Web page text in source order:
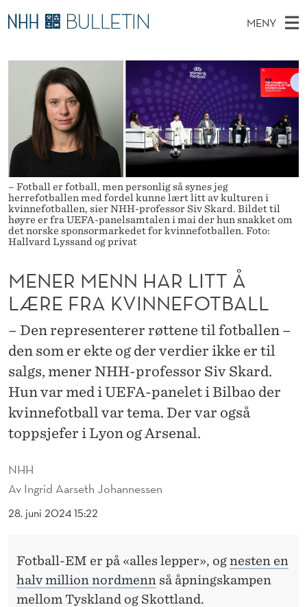
M
E
N
E
N
N
H
R
L
T
T
Å
L
Æ
R
E
MENY
O
M
E
N
Y
Ø
D
E
T
Stipendiater og nye forskerprofiler
Disputaser
Ekspertutvalg
Om Bulletin
– Fotball er fotball, men personlig så synes jeg
herrefotballen med fordel kunne lært litt av kulturen i
kvinnefotballen, sier NHH-professor Siv Skard. Bildet til
høyre er fra UEFA-panelsamtalen i mai der hun snakket om
det norske sponsormarkedet for kvinnefotballen. Foto:
Hallvard Lyssand og privat
NHH
Av Ingrid Aarseth Johannessen
28. juni 2024 15:22
MENER MENN HAR LITT Å
LÆRE FRA KVINNEFOTBALL
– Den representerer røttene til fotballen –
den som er ekte og der verdier ikke er til
salgs, mener NHH-professor Siv Skard.
Hun var med i UEFA-panelet i Bilbao der
kvinnefotball var tema. Der var også
toppsjefer i Lyon og Arsenal.
Fotball-EM er på «alles lepper», ognesten en
halv million nordmenn så åpningskampen
mellom Tyskland og Skottland.